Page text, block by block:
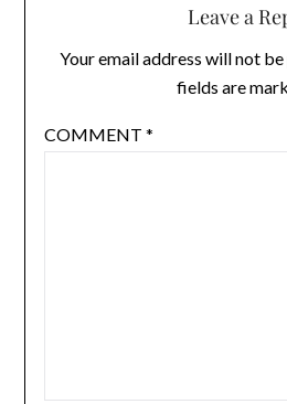
Leave a
Your email address will not
fields are
COMMENT *